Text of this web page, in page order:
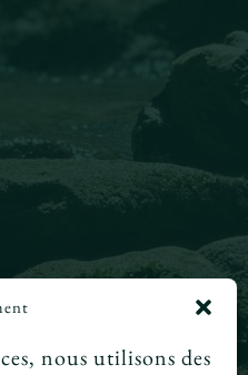
nous utilisons des
une
?